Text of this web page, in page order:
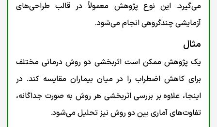
می‌گیرد. این نوع پژوهش معمولاً در قالب طراحی‌های
آزمایشی چندگروهی انجام می‌شود.
مثال
یک پژوهش ممکن است اثربخشی دو روش درمانی مختلف
برای کاهش اضطراب را در میان بیماران مقایسه کند. در
اینجا، علاوه بر بررسی اثربخشی هر روش به صورت جداگانه،
تفاوت‌های آماری بین دو روش نیز تحلیل می‌شود.